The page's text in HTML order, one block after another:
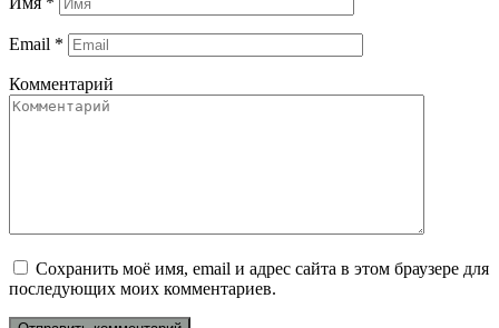
Email *
Комментарий
Сохранить моё имя, email и адрес сайта в этом браузере для
последующих моих комментариев.